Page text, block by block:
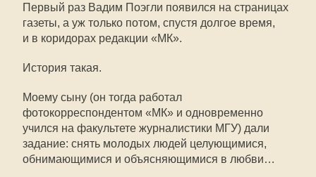
Первый раз Вадим Поэгли появился на страницах
газеты, а уж только потом, спустя долгое время,
и в коридорах редакции «МК».
История такая.
Моему сыну (он тогда работал
фотокорреспондентом «МК» и одновременно
учился на факультете журналистики МГУ) дали
задание: снять молодых людей целующимися,
обнимающимися и объясняющимися в любви…